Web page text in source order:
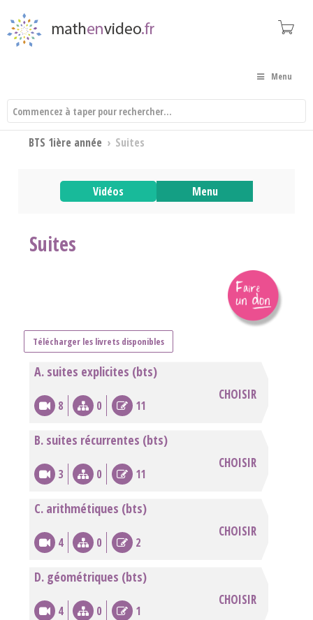
Menu
BTS 1ière année › Suites
Vidéos Menu
Suites
Télécharger les livrets disponibles
A. suites explicites (bts)
CHOISIR
8 0 11
B. suites récurrentes (bts)
CHOISIR
3 0 11
C. arithmétiques (bts)
CHOISIR
4 0 2
D. géométriques (bts)
CHOISIR
4 0 1